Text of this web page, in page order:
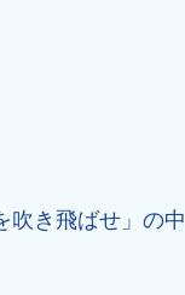
吹き飛ばせ」の中